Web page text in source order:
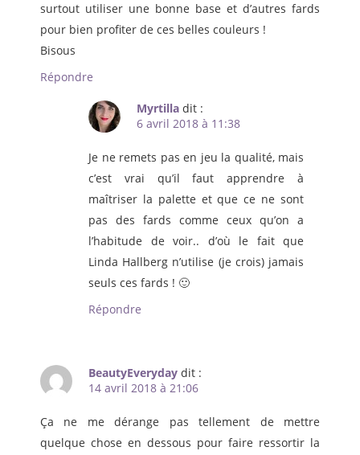
surtout utiliser une bonne base et d’autres fards
pour bien profiter de ces belles couleurs !
Bisous
Répondre
Myrtilla dit :
6 avril 2018 à 11:38
Je ne remets pas en jeu la qualité, mais
c’est vrai qu’il faut apprendre à
maîtriser la palette et que ce ne sont
pas des fards comme ceux qu’on a
l’habitude de voir.. d’où le fait que
Linda Hallberg n’utilise (je crois) jamais
seuls ces fards ! 🙂
Répondre
BeautyEveryday dit :
14 avril 2018 à 21:06
Ça ne me dérange pas tellement de mettre
quelque chose en dessous pour faire ressortir la